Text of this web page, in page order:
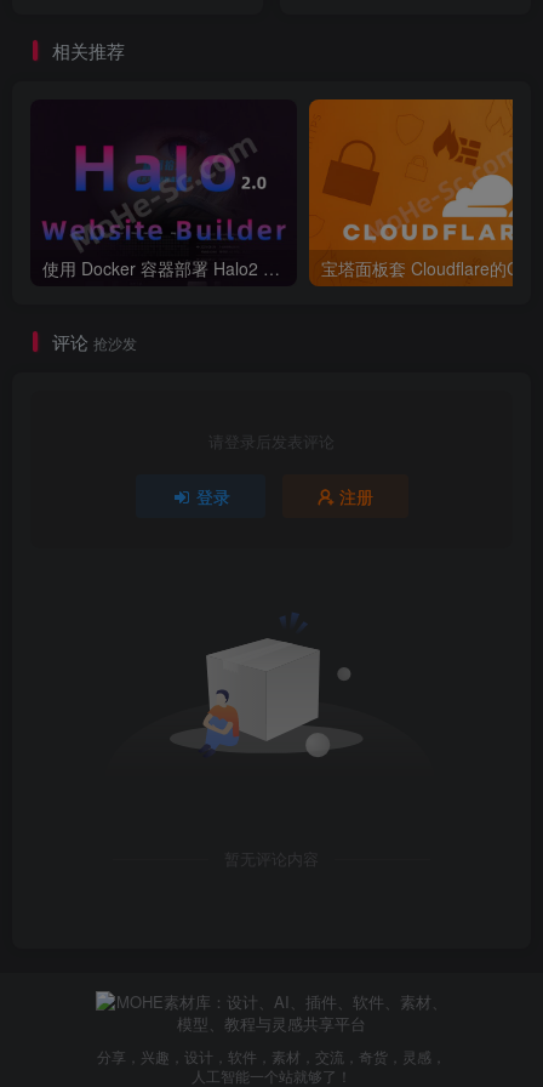
相关推荐
使用 Docker 容器部署 Halo2 个人博客/企业官网/导航网站 + 网站备份教程 [ 超详细保姆级指南 ]
评论 抢沙发
请登录后发表评论
登录 注册
暂无评论内容
分享，兴趣，设计，软件，素材，交流，奇货，灵感，
人工智能一个站就够了！